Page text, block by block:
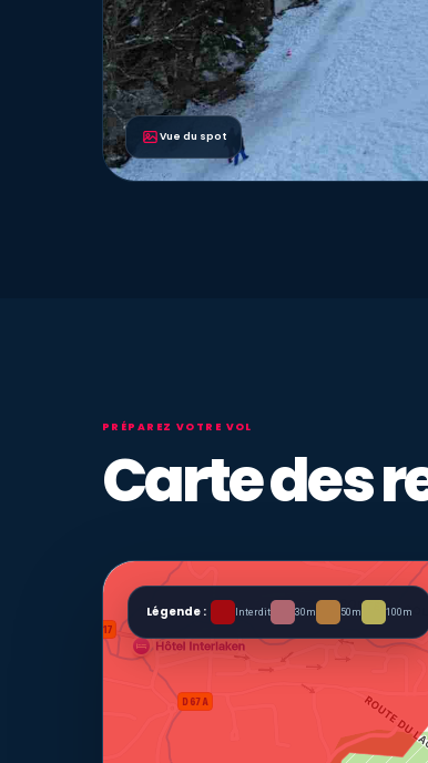
Vue du spot
PRÉPAREZ VOTRE VOL
Carte des
Légende : Interdit 30m 50m 100m